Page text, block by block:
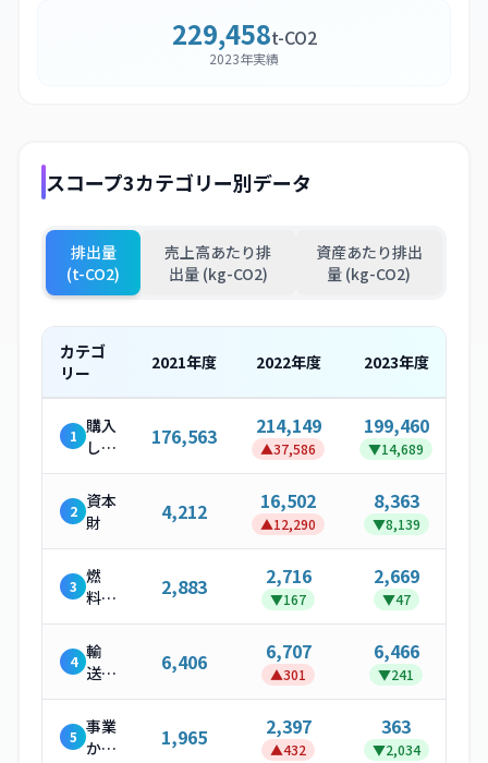
229,458t-CO2
2023年実績
スコープ3カテゴリー別データ
排出量
(t-CO2)
売上高あたり排
出量 (kg-CO2)
資産あたり排出
量 (kg-CO2)
カテゴ
リー
2021年度 2022年度 2023年度
1 購入
した
製
品・
サー
ビス
176,563 214,149
▲37,586
199,460
▼14,689
2 資本
財
4,212 16,502
▲12,290
8,363
▼8,139
3 燃
料・
エネ
ルギ
ー関
連活
動
2,883 2,716
▼167
2,669
▼47
4 輸
送・
配送
（上
流）
6,406 6,707
▲301
6,466
▼241
5 事業
から
1,965 2,397
▲432
363
▼2,034